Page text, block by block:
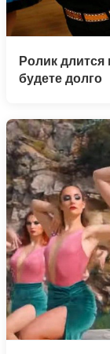
Ролик длится
будете долго